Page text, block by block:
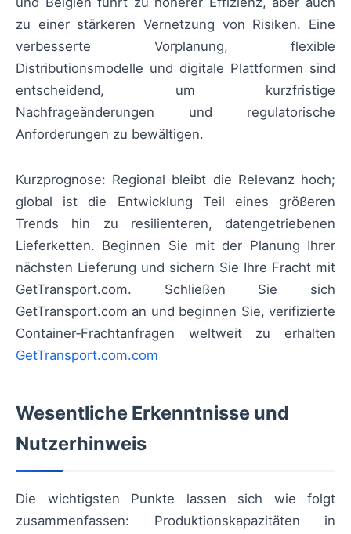
zu einer stärkeren Vernetzung von Risiken. Eine
verbesserte Vorplanung, flexible
Distributionsmodelle und digitale Plattformen sind
entscheidend, um kurzfristige
Nachfrageänderungen und regulatorische
Anforderungen zu bewältigen.
Kurzprognose: Regional bleibt die Relevanz hoch;
global ist die Entwicklung Teil eines größeren
Trends hin zu resilienteren, datengetriebenen
Lieferketten. Beginnen Sie mit der Planung Ihrer
nächsten Lieferung und sichern Sie Ihre Fracht mit
GetTransport.com. Schließen Sie sich
GetTransport.com an und beginnen Sie, verifizierte
Container‑Frachtanfragen weltweit zu erhalten
GetTransport.com.com
Wesentliche Erkenntnisse und
Nutzerhinweis
Die wichtigsten Punkte lassen sich wie folgt
zusammenfassen: Produktionskapazitäten in